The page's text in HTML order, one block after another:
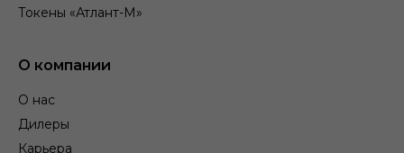
Токены «Атлант-М»
О компании
О нас
Дилеры
Карьера